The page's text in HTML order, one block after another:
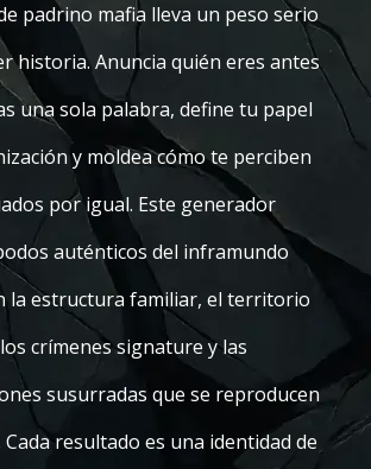
padrino mafia lleva un peso serio
historia. Anuncia quién eres antes
una sola palabra, define tu papel
y moldea cómo te perciben
por igual. Este generador
auténticos del inframundo
la estructura familiar, el territorio
crímenes signature y las
susurradas que se reproducen
Cada resultado es una identidad de